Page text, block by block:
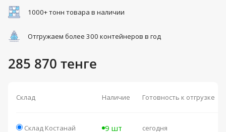
1000+ тонн товара в наличии
Отгружаем более 300 контейнеров в год
285 870 тенге
Склад Наличие Готовность к отгрузке
Склад Костанай 9 шт сегодня